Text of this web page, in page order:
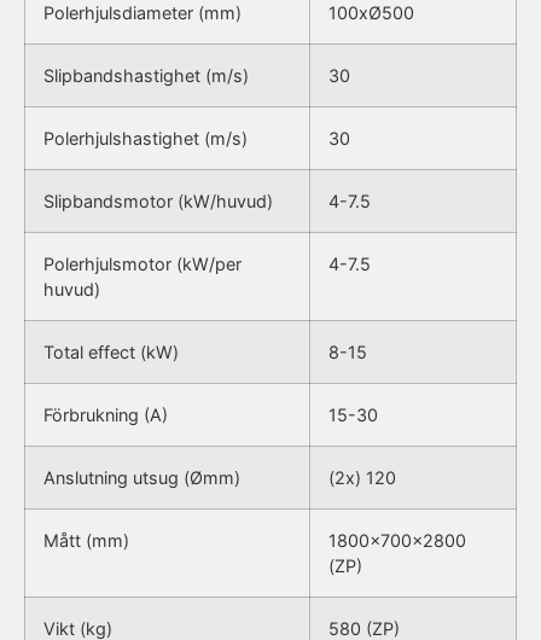
Polerhjulsdiameter (mm) 100xØ500
Slipbandshastighet (m/s) 30
Polerhjulshastighet (m/s) 30
Slipbandsmotor (kW/huvud) 4-7.5
Polerhjulsmotor (kW/per
huvud)
4-7.5
Total effect (kW) 8-15
Förbrukning (A) 15-30
Anslutning utsug (Ømm) (2x) 120
Mått (mm)
1800x700x2800
(ZP)
Vikt (kg) 580 (ZP)